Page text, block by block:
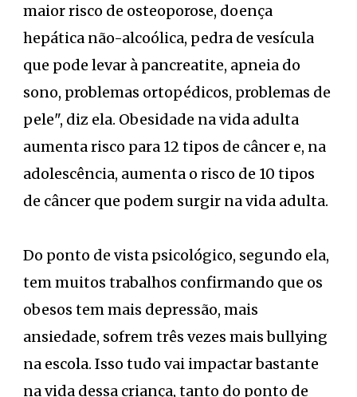
maior risco de osteoporose, doença
hepática não-alcoólica, pedra de vesícula
que pode levar à pancreatite, apneia do
sono, problemas ortopédicos, problemas de
pele", diz ela. Obesidade na vida adulta
aumenta risco para 12 tipos de câncer e, na
adolescência, aumenta o risco de 10 tipos
de câncer que podem surgir na vida adulta.
Do ponto de vista psicológico, segundo ela,
tem muitos trabalhos confirmando que os
obesos tem mais depressão, mais
ansiedade, sofrem três vezes mais bullying
na escola. Isso tudo vai impactar bastante
na vida dessa criança, tanto do ponto de